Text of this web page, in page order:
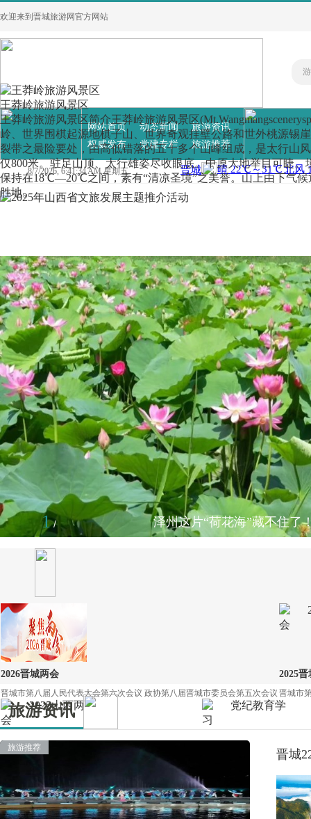
欢迎来到晋城旅游网官方网站
网站首页 动态新闻
旅游资讯
权威发布
党建专栏 旅游推荐
8/7/2026, 6:41:35 AM 星期五
2026“山河之上是生活”山西文旅体验
2026晋城两会
晋城市第八届人民代表大会第六次会议 政协第八届晋城市委员会第五次会议
2025
晋城市
山西两会在圆满完成各项议程后，胜利闭幕。［详细］经党中央同意，自2024年4
旅游资讯
旅游推荐 晋城
王莽岭旅游风景区
王莽岭旅游风景区简介王莽岭旅游风景区
岭、世界围棋起源地棋子山、世界奇观挂壁公路和世外桃源锡
裂带之最险要处，由高低错落的五十多个山峰组成，是太行山
仅800米。驻足山顶、太行雄姿尽收眼底。中原大地举目可睫
保持在18℃—20℃之间，素有“清凉圣境”之美誉。山上由下气
胜地。